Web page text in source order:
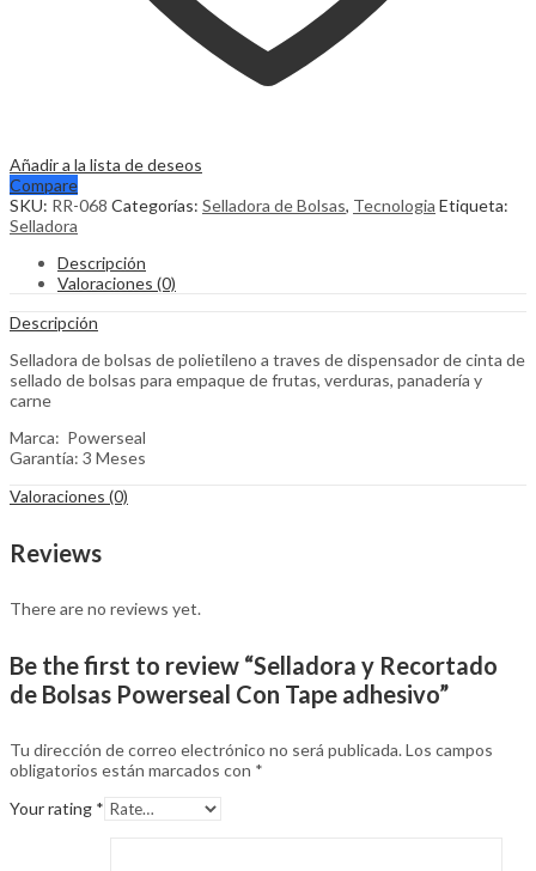
Añadir a la lista de deseos
Compare
SKU: RR-068 Categorías: Selladora de Bolsas, Tecnologia Etiqueta:
Selladora
Descripción
Valoraciones (0)
Descripción
Selladora de bolsas de polietileno a traves de dispensador de cinta de
sellado de bolsas para empaque de frutas, verduras, panadería y
carne
Marca: Powerseal
Garantía: 3 Meses
Valoraciones (0)
Reviews
There are no reviews yet.
Be the first to review “Selladora y Recortado
de Bolsas Powerseal Con Tape adhesivo”
Tu dirección de correo electrónico no será publicada.Los campos
obligatorios están marcados con *
Your rating *